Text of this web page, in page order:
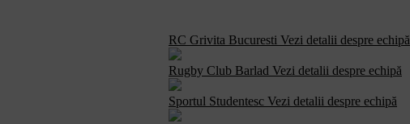
RC Grivita Bucuresti Vezi detalii despre echipă
Rugby Club Barlad Vezi detalii despre echipă
Sportul Studentesc Vezi detalii despre echipă